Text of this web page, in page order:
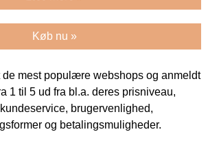
Køb nu »
mest populære webshops og anmeldt
1 til 5 ud fra bl.a. deres prisniveau,
brugervenlighed,
og betalingsmuligheder.